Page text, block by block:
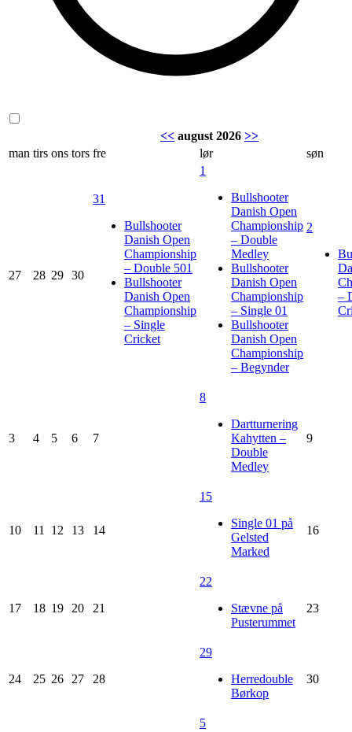
<< august 2026 >>
man tirs ons tors fre lør søn
27 28 29 30
31
Bullshooter
Danish Open
Championship
– Double 501
Bullshooter
Danish Open
Championship
– Single
Cricket
1
Bullshooter
Danish Open
Championship
– Double
Medley
Bullshooter
Danish Open
Championship
– Single 01
Bullshooter
Danish Open
Championship
– Begynder
2
–
3 4 5 6 7
8
Dartturnering
Kahytten –
Double
Medley
9
10 11 12 13 14
15
Single 01 på
Gelsted
Marked
16
17 18 19 20 21
22
Stævne på
Pusterummet
23
24 25 26 27 28
29
Herredouble
Børkop
30
5